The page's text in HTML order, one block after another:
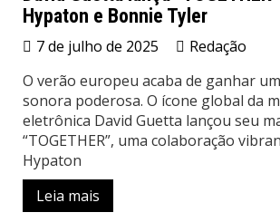
Hypaton e Bonnie Tyler
7 de julho de 2025
Redação
O verão europeu acaba de ganhar
sonora poderosa. O ícone global da
eletrônica David Guetta lançou seu
“TOGETHER”, uma colaboração
Hypaton
Leia mais